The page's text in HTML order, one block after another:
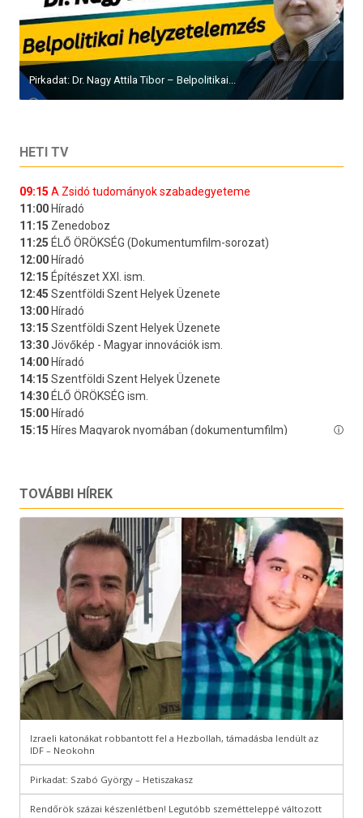
Pirkadat: Dr. Nagy Attila Tibor – Belpolitikai...
HETI TV
TOVÁBBI HÍREK